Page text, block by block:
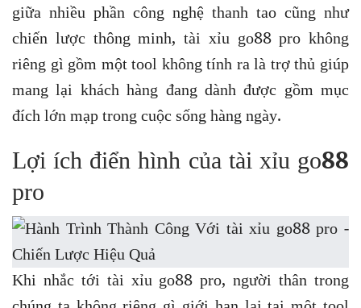
giữa nhiều phần công nghệ thanh tao cũng như
chiến lược thông minh, tài xỉu go88 pro không
riêng gì gồm một tool không tính ra là trợ thủ giúp
mang lại khách hàng đang dành được gồm mục
đích lớn mạp trong cuộc sống hàng ngày.
Lợi ích điển hình của tài xỉu go88
pro
Khi nhắc tới tài xỉu go88 pro, người thân trong